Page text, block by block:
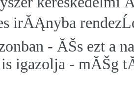
irĂĄnyba
- ĂŠs ezt a
igazolja - mĂŠg